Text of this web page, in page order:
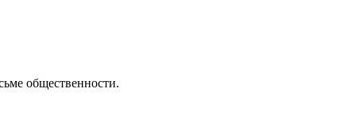
общественности.